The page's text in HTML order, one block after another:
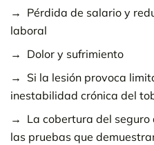
Pérdida de salario y
laboral
Dolor y sufrimiento
Si la lesión provoca
inestabilidad crónica del
La cobertura del
las pruebas que